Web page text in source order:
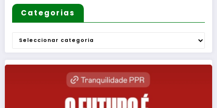
Categorias
Categorias